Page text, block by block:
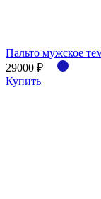
Пальто мужское
29000 ₽
Купить